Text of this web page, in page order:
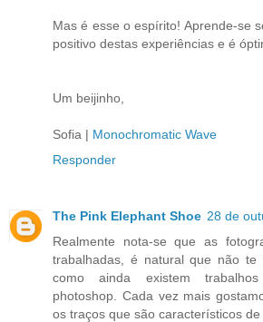
Mas é esse o espírito! Aprende-se
positivo destas experiências e é
Um beijinho,
Sofia | Monochromatic Wave
Responder
The Pink Elephant Shoe 28 de
Realmente nota-se que as
trabalhadas, é natural que não te
como ainda existem
photoshop. Cada vez mais
os traços que são característicos de